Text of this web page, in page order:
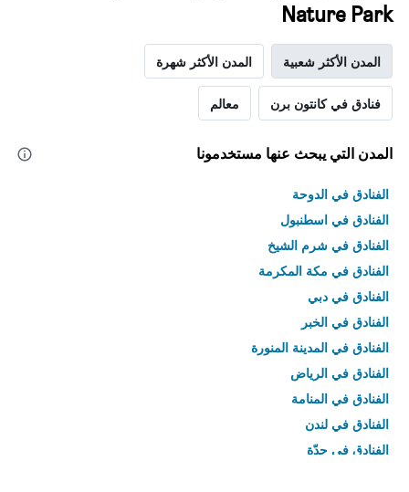
Nature Park
المدن الأكثر شعبية المدن الأكثر شهرة
فنادق في كانتون برن معالم
المدن التي يبحث عنها مستخدمونا
الفنادق في الدوحة
الفنادق في اسطنبول
الفنادق في شرم الشيخ
الفنادق في مكة المكرمة
الفنادق في دبي
الفنادق في الخبر
الفنادق في المدينة المنورة
الفنادق في الرياض
الفنادق في المنامة
الفنادق في لندن
الفنادق في جدّة